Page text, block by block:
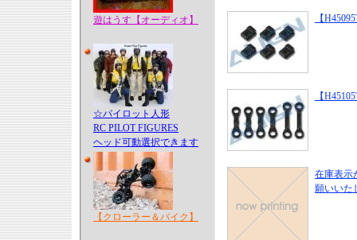
遊はうす【オーディオ】
☆パイロット人形
RC PILOT FIGURES
ヘッド可動選択できます
【クローラー＆バイク】
【
【
在庫表示
願いいた